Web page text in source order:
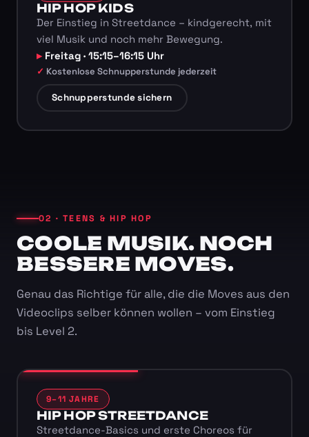
HIP HOP KIDS
Der Einstieg in Streetdance – kindgerecht, mit
viel Musik und noch mehr Bewegung.
Freitag · 15:15–16:15 Uhr
Kostenlose Schnupperstunde jederzeit
Schnupperstunde sichern
02 · TEENS & HIP HOP
COOLE MUSIK. NOCH
BESSERE MOVES.
Genau das Richtige für alle, die die Moves aus den
Videoclips selber können wollen – vom Einstieg
bis Level 2.
9–11 JAHRE
HIP HOP STREETDANCE
Streetdance-Basics und erste Choreos für